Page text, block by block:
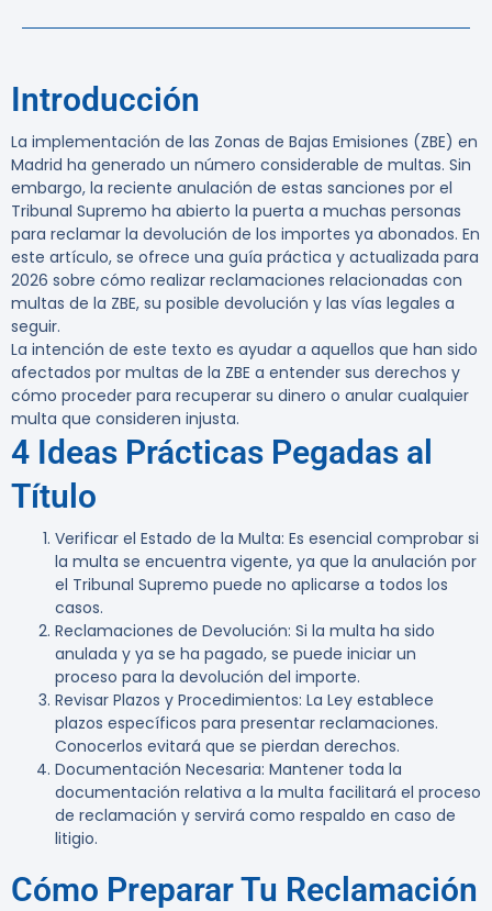
Introducción
La implementación de las Zonas de Bajas Emisiones (ZBE) en
Madrid ha generado un número considerable de multas. Sin
embargo, la reciente anulación de estas sanciones por el
Tribunal Supremo ha abierto la puerta a muchas personas
para reclamar la devolución de los importes ya abonados. En
este artículo, se ofrece una guía práctica y actualizada para
2026 sobre cómo realizar reclamaciones relacionadas con
multas de la ZBE, su posible devolución y las vías legales a
seguir.
La intención de este texto es ayudar a aquellos que han sido
afectados por multas de la ZBE a entender sus derechos y
cómo proceder para recuperar su dinero o anular cualquier
multa que consideren injusta.
4 Ideas Prácticas Pegadas al
Título
Verificar el Estado de la Multa: Es esencial comprobar si
la multa se encuentra vigente, ya que la anulación por
el Tribunal Supremo puede no aplicarse a todos los
casos.
Reclamaciones de Devolución: Si la multa ha sido
anulada y ya se ha pagado, se puede iniciar un
proceso para la devolución del importe.
Revisar Plazos y Procedimientos: La Ley establece
plazos específicos para presentar reclamaciones.
Conocerlos evitará que se pierdan derechos.
Documentación Necesaria: Mantener toda la
documentación relativa a la multa facilitará el proceso
de reclamación y servirá como respaldo en caso de
litigio.
Cómo Preparar Tu Reclamación